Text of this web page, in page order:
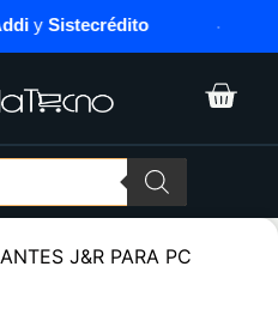
ySistecrédito
J&R PARA PC